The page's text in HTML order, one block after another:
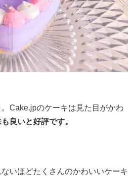
Cake.jpのケーキは見た目がかわ
も良いと好評です。
いほどたくさんのかわいいケーキ